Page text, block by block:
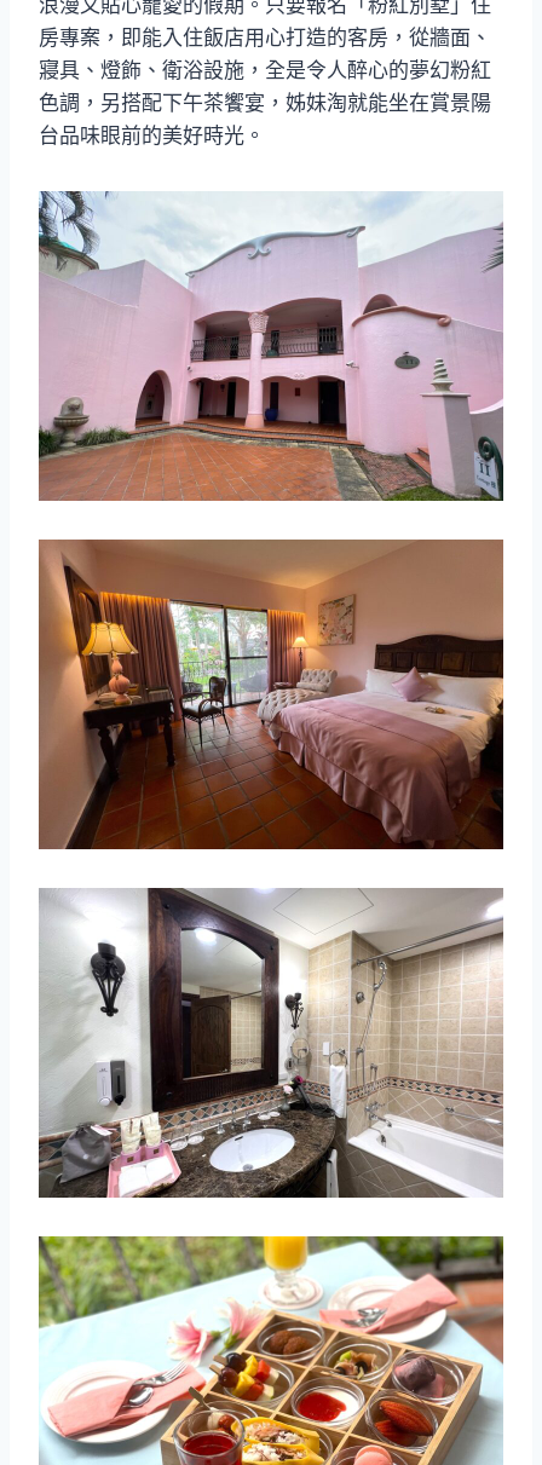
浪漫又貼心寵愛的假期。只要報名「粉紅別墅」住
房專案，即能入住飯店用心打造的客房，從牆面、
寢具、燈飾、衛浴設施，全是令人醉心的夢幻粉紅
色調，另搭配下午茶饗宴，姊妹淘就能坐在賞景陽
台品味眼前的美好時光。